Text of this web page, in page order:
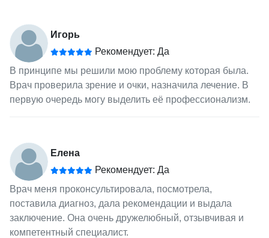
Игорь
Рекомендует: Да
В принципе мы решили мою проблему которая была.
Врач проверила зрение и очки, назначила лечение. В
первую очередь могу выделить её профессионализм.
Елена
Рекомендует: Да
Врач меня проконсультировала, посмотрела,
поставила диагноз, дала рекомендации и выдала
заключение. Она очень дружелюбный, отзывчивая и
компетентный специалист.